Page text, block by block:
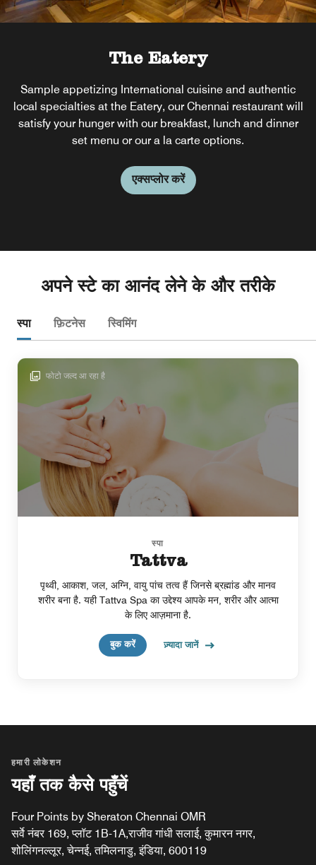
The Eatery
Sample appetizing International cuisine and authentic
local specialties at the Eatery, our Chennai restaurant will
satisfy your hunger with our breakfast, lunch and dinner
set menu or our a la carte options.
एक्सप्लोर करें
अपने स्टे का आनंद लेने के और तरीके
स्पा फ़िटनेस स्विमिंग
फोटो जल्द आ रहा है
स्पा
Tattva
पृथ्वी, आकाश, जल, अग्नि, वायु पांच तत्व हैं जिनसे ब्रह्मांड और मानव
शरीर बना है. यही Tattva Spa का उद्देश्य आपके मन, शरीर और आत्मा
के लिए आज़माना है.
बुक करें ज़्यादा जानें
हमारी लोकेशन
यहाँ तक कैसे पहुँचें
Four Points by Sheraton Chennai OMR
सर्वे नंबर 169, प्लॉट 1B-1A,राजीव गांधी सलाई, कुमारन नगर,
शोलिंगनल्लूर, चेन्नई, तमिलनाडु, इंडिया, 600119